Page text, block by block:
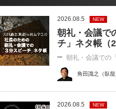
2026.08.5 NEW
朝礼・会議で
チ」ネタ帳（
朝礼・会議での
角田識之（臥
2026.08.5 NEW